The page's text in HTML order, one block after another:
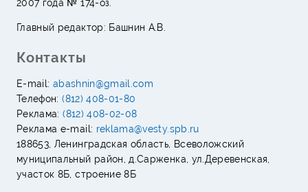
2007 года № 174-оз.
Главный редактор: Башнин А.В.
Контакты
E-mail: abashnin@gmail.com
Телефон:(812) 408-01-80
Реклама:(812) 408-02-08
Реклама e-mail: reklama@vesty.spb.ru
188653, Ленинградская область, Всеволожский
муниципальный район, д.Сарженка, ул.Деревенская,
участок 8Б, строение 8Б